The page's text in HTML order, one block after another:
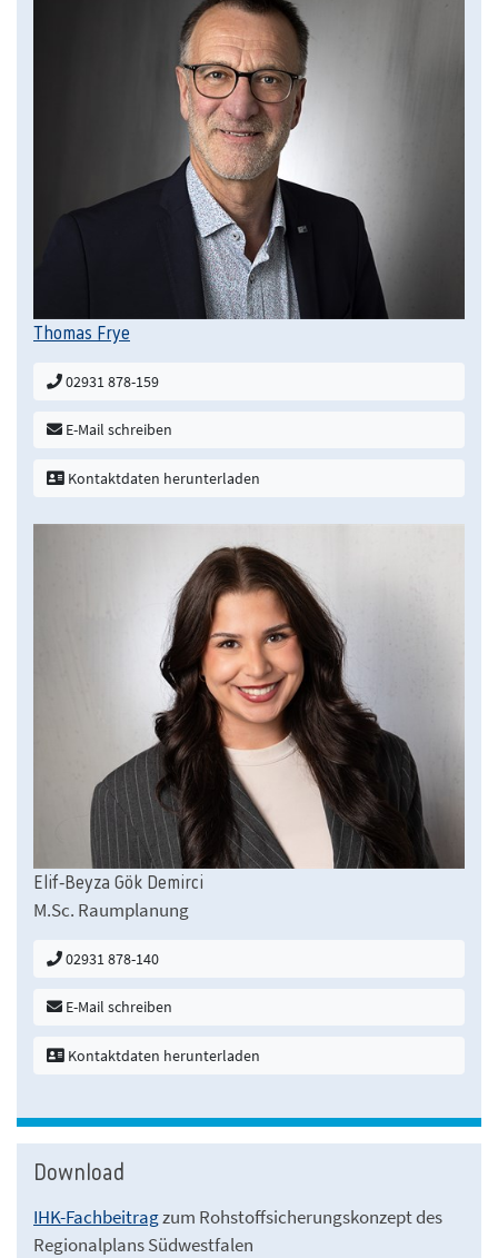
Thomas Frye
02931 878-159
E-Mail schreiben
Kontaktdaten herunterladen
Elif-Beyza Gök Demirci
M.Sc. Raumplanung
02931 878-140
E-Mail schreiben
Kontaktdaten herunterladen
Download
IHK-Fachbeitragzum Rohstoffsicherungskonzept des
Regionalplans Südwestfalen